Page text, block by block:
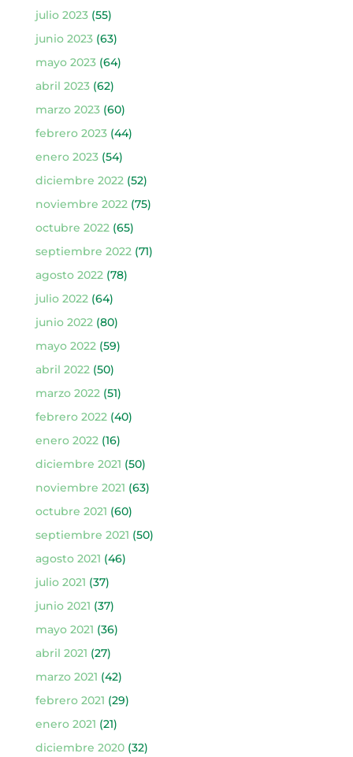
julio 2023(55)
junio 2023(63)
mayo 2023(64)
abril 2023(62)
marzo 2023(60)
febrero 2023(44)
enero 2023(54)
diciembre 2022(52)
noviembre 2022(75)
octubre 2022(65)
septiembre 2022(71)
agosto 2022(78)
julio 2022(64)
junio 2022(80)
mayo 2022(59)
abril 2022(50)
marzo 2022(51)
febrero 2022(40)
enero 2022(16)
diciembre 2021 (50)
noviembre 2021 (63)
octubre 2021 (60)
septiembre 2021 (50)
agosto 2021 (46)
julio 2021 (37)
junio 2021 (37)
mayo 2021 (36)
abril 2021 (27)
marzo 2021 (42)
febrero 2021 (29)
enero 2021 (21)
diciembre 2020(32)